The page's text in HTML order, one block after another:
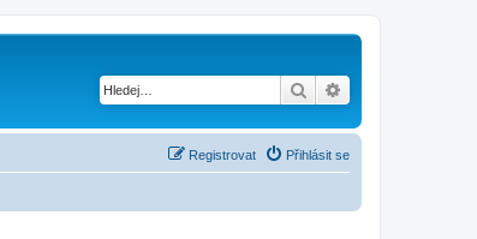
Hledat
Přihlásit se
Registrovat